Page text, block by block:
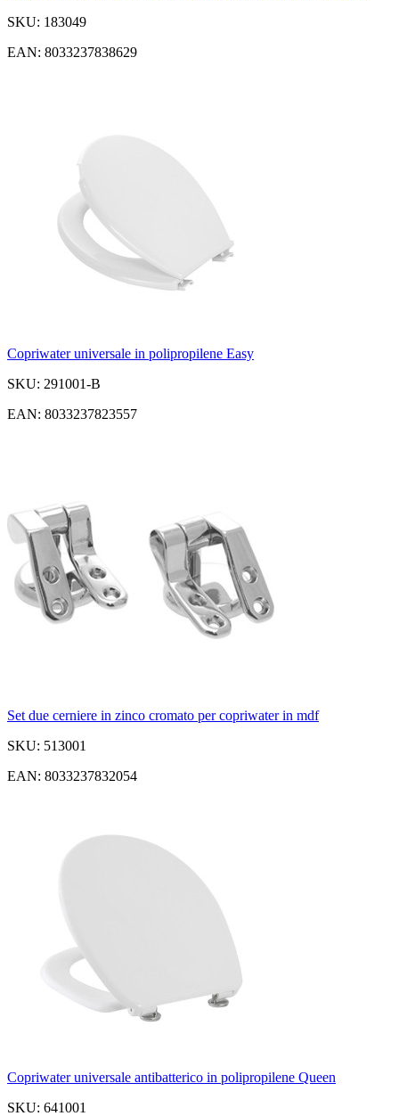
SKU: 183049
EAN: 8033237838629
Copriwater universale in polipropilene Easy
SKU: 291001-B
EAN: 8033237823557
Set due cerniere in zinco cromato per copriwater in mdf
SKU: 513001
EAN: 8033237832054
Copriwater universale antibatterico in polipropilene Queen
SKU: 641001